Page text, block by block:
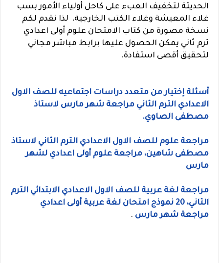
الحديثة لتخفيف العبء على كاحل أولياء الأمور بسب
غلاء المعيشة وغلاء الكتب الخارجية، لذا نقدم لكم
نسخة مصورة من كتاب الامتحان علوم أولى اعدادي
ترم ثاني يمكن الحصول عليها برابط مباشر مجاني
لتحقيق أقصى استفادة.
أسئلة إختيار من متعدد دراسات اجتماعيه للصف الاول
الاعدادي الترم الثاني مراجعة شهر مارس لاستاذ
مصطفى الصاوي.
مراجعة علوم للصف الاول الاعدادي الترم الثاني لاستاذ
مصطفى شاهين، مراجعة علوم أولى اعدادي لشهر
مارس
مراجعة لغة عربية للصف الاول الاعدادي الابتدائي الترم
الثاني، 20 نموذج امتحان لغة عربية أولى اعدادي
مراجعة شهر مارس .